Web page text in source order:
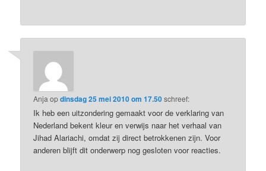
Anja opdinsdag 25 mei 2010 om 17.50schreef:
Ik heb een uitzondering gemaakt voor de verklaring van
Nederland bekent kleur en verwijs naar het verhaal van
Jihad Alariachi, omdat zij direct betrokkenen zijn. Voor
anderen blijft dit onderwerp nog gesloten voor reacties.